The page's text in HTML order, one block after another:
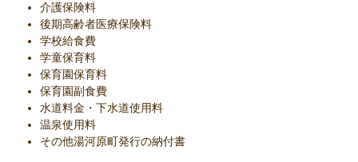
介護保険料
後期高齢者医療保険料
学校給食費
学童保育料
保育園保育料
保育園副食費
水道料金・下水道使用料
温泉使用料
その他湯河原町発行の納付書